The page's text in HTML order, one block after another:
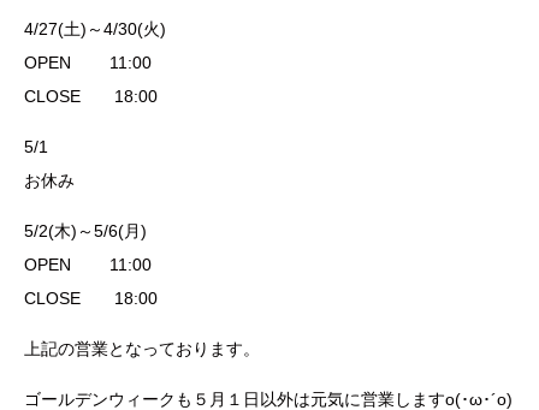
4/27(土)～4/30(火)
OPEN 11:00
CLOSE 18:00
5/1
お休み
5/2(木)～5/6(月)
OPEN 11:00
CLOSE 18:00
上記の営業となっております。
ゴールデンウィークも５月１日以外は元気に営業しますo(･ω･´o)